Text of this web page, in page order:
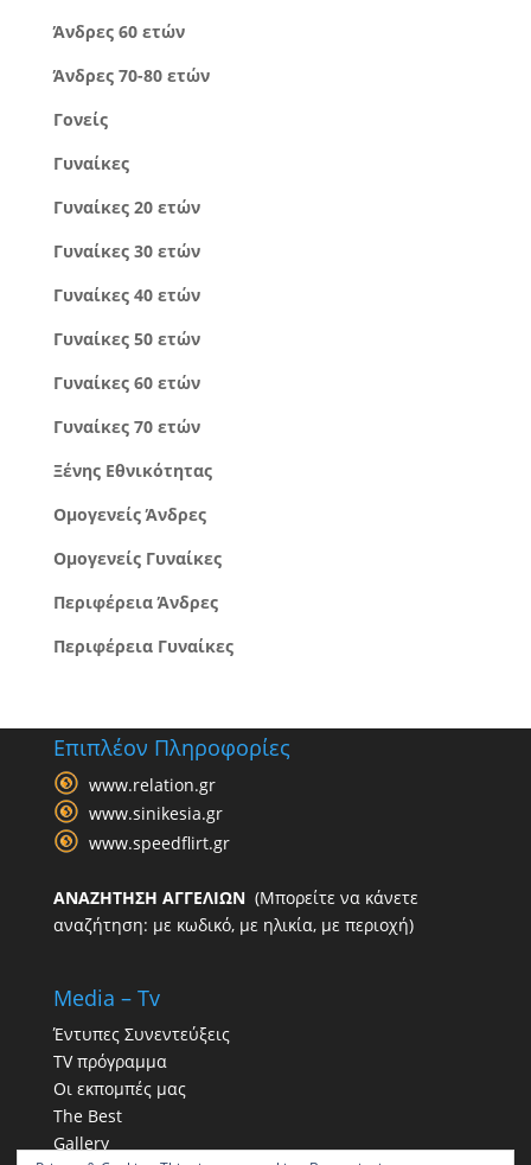
Άνδρες 60 ετών
Άνδρες 70-80 ετών
Γονείς
Γυναίκες
Γυναίκες 20 ετών
Γυναίκες 30 ετών
Γυναίκες 40 ετών
Γυναίκες 50 ετών
Γυναίκες 60 ετών
Γυναίκες 70 ετών
Ξένης Εθνικότητας
Ομογενείς Άνδρες
Ομογενείς Γυναίκες
Περιφέρεια Άνδρες
Περιφέρεια Γυναίκες
Επιπλέον Πληροφορίες
www.relation.gr
www.sinikesia.gr
www.speedflirt.gr
ΑΝΑΖΗΤΗΣΗ ΑΓΓΕΛΙΩΝ(Μπορείτε να κάνετε
αναζήτηση: με κωδικό, με ηλικία, με περιοχή)
Media – Tv
Έντυπες Συνεντεύξεις
TV πρόγραμμα
Οι εκπομπές μας
The Best
Gallery